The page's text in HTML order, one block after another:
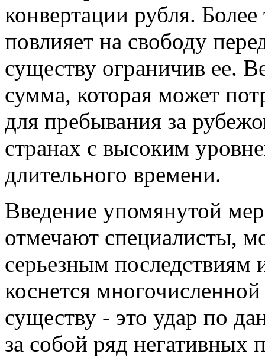
конвертации рубля.
повлияет на свободу
существу ограничив ее.
сумма, которая может
для пребывания за
странах с высоким
длительного времени.
Введение упомянутой
отмечают специалисты,
серьезным последствиям
коснется
существу - это удар по
за собой ряд негативных